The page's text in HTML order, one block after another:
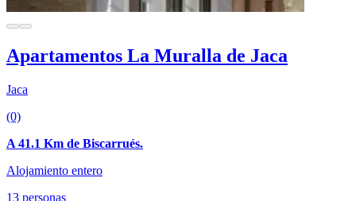
Apartamentos La Muralla de Jaca
Jaca
(0)
A 41.1 Km de Biscarrués.
Alojamiento entero
13 personas